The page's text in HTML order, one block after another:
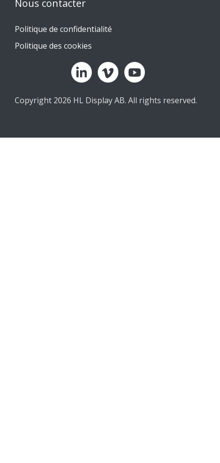
Nous contacter
Politique de confidentialité
Politique des cookies
Copyright 2026 HL Display AB. All rights reserved.